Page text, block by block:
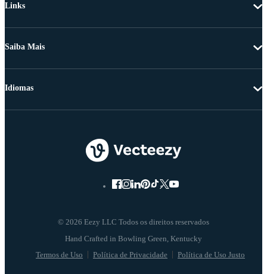
Links
Saiba Mais
© 2026 Eezy LLC Todos os direitos reservados
Termos de Uso Política de Privacidade Política de Uso Justo
Idiomas